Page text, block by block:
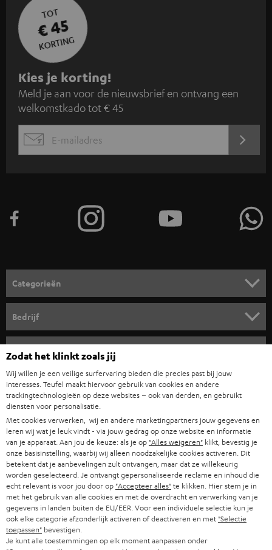
TOT
€ 45
KORTING
A
a
n
m
e
n
o
r
n
i
e
u
w
s
b
r
i
e
f
Kies je korting!
Meld je aan voor de nieuwsbrief en ontvang een
welkomstkado tot € 45
EMAIL
Categorieën
COMPLETE SYSTEMEN
HIFI-SPEAKERS
SMART HOME
BLUETOOTH
KOPTELEFOONS
BLUETOOTH KOPTELEFOONS
COMPLETE SETS
Bedrijf
SUPPORT
CARRIÈRE
PERS & MARKETING
B2B
PARTNERPROGRAMMA
BLOG
NEWSLETTER
STORES
Teufel online shops
DUITSLAND
OOSTENRIJK
ZWITSERLAND
NEDERLAND
BELGIË
FRANKRIJK
Zodat het klinkt zoals jij
Wij willen je een veilige surfervaring bieden die precies past bij jouw
interesses. Teufel maakt hiervoor gebruik van cookies en andere
trackingtechnologieën op deze websites – ook van derden, en gebruikt
diensten voor personalisatie.
Met cookies verwerken, wij en andere marketingpartners jouw gegevens en
leren wij wat je leuk vindt - via jouw gedrag op onze website en informatie
van je apparaat. Aan jou de keuze: als je op "Alles weigeren" klikt, bevestig je
onze basisinstelling, waarbij wij alleen noodzakelijke cookies activeren. Dit
betekent dat je aanbevelingen zult ontvangen, maar dat ze willekeurig
worden geselecteerd. Je ontvangt gepersonaliseerde reclame en inhoud die
echt relevant is voor jou door op "Accepteer alles"te klikken. Hier stem je in
met het gebruik van alle cookies en met de overdracht en verwerking van je
gegevens in landen buiten de EU/EER. Voor een individuele selectie kun je
ook elke categorie afzonderlijk activeren of deactiveren en met "Selectie
toepassen" bevestigen.
Je kunt alle toestemmingen op elk moment aanpassen onder